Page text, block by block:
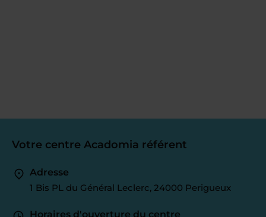
Votre centre Acadomia référent
Adresse
1 Bis PL du Général Leclerc, 24000 Perigueux
Horaires d'ouverture du centre